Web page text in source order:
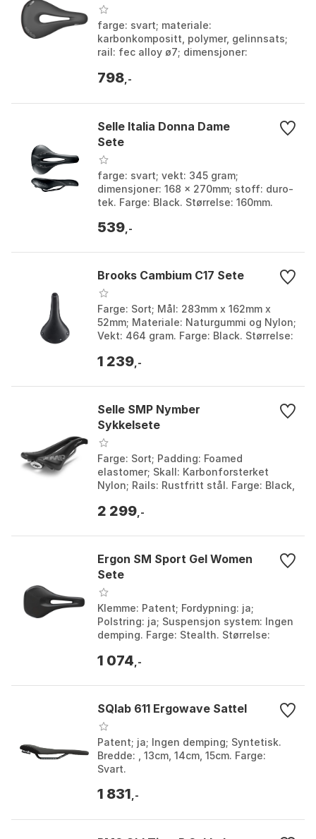
farge: svart; materiale:
karbonkompositt, polymer, gelinnsats;
rail: fec alloy ø7; dimensjoner:
798 ,-
Selle Italia Donna Dame
Sete
farge: svart; vekt: 345 gram;
dimensjoner: 168 x 270mm; stoff: duro-
tek. Farge: Black. Størrelse: 160mm.
539 ,-
Brooks Cambium C17 Sete
Farge: Sort; Mål: 283mm x 162mm x
52mm; Materiale: Naturgummi og Nylon;
Vekt: 464 gram. Farge: Black. Størrelse:
1 239 ,-
Selle SMP Nymber
Sykkelsete
Farge: Sort; Padding: Foamed
elastomer; Skall: Karbonforsterket
Nylon; Rails: Rustfritt stål. Farge: Black,
italy, Light blu...
2 299 ,-
Ergon SM Sport Gel Women
Sete
Klemme: Patent; Fordypning: ja;
Polstring: ja; Suspensjon system: Ingen
demping. Farge: Stealth. Størrelse:
1 074 ,-
SQlab 611 Ergowave Sattel
Patent; ja; Ingen demping; Syntetisk.
Bredde: , 13cm, 14cm, 15cm. Farge:
Svart.
1 831 ,-